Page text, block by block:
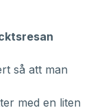
så att man
med en liten